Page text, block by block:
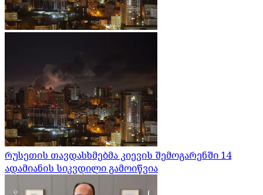
რუსეთის თავდასხმებმა კიევის შემოგარენში 14
ადამიანის სიკვდილი გამოიწვია